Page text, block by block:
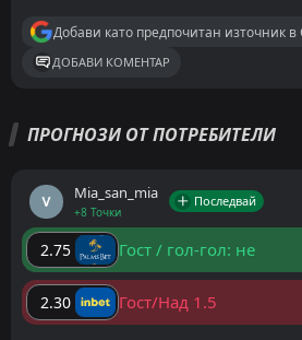
Добави като предпочитан източник в
ДОБАВИ КОМЕНТАР
ПРОГНОЗИ ОТ ПОТРЕБИТЕЛИ
Mia_san_mia
+8 Точки
Последвай
2.75 Гост / гол-гол: не
2.30 Гост/Над 1.5